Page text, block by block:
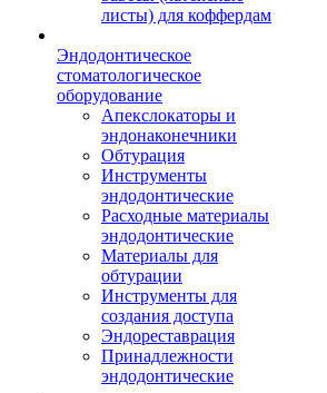
листы) для коффердам
Эндодонтическое
стоматологическое
оборудование
Апекслокаторы и
эндонаконечники
Обтурация
Инструменты
эндодонтические
Расходные материалы
эндодонтические
Материалы для
обтурации
Инструменты для
создания доступа
Эндореставрация
Принадлежности
эндодонтические